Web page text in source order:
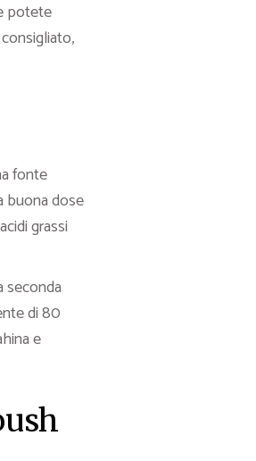
potete
fonte
buona dose
grassi
seconda
di 80
e